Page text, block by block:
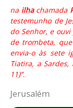
na ilhachamada
testemunho de
do Senhor, e
de trombeta,
envia-o às sete
Tiatira, a Sardes,
11)”.
Jerusalém